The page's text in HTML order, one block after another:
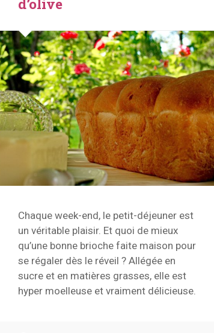
Chaque week-end, le petit-déjeuner est
un véritable plaisir. Et quoi de mieux
qu’une bonne brioche faite maison pour
se régaler dès le réveil ? Allégée en
sucre et en matières grasses, elle est
hyper moelleuse et vraiment délicieuse.